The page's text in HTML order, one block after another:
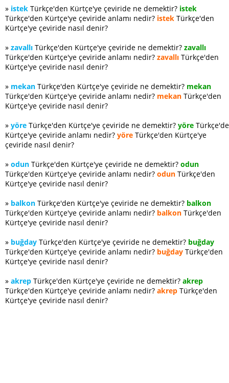
» istek Türkçe'den Kürtçe'ye çeviride ne demektir? istek
Türkçe'den Kürtçe'ye çeviride anlamı nedir? istek Türkçe'den
Kürtçe'ye çeviride nasıl denir?
» zavallı Türkçe'den Kürtçe'ye çeviride ne demektir? zavallı
Türkçe'den Kürtçe'ye çeviride anlamı nedir? zavallı Türkçe'den
Kürtçe'ye çeviride nasıl denir?
» mekan Türkçe'den Kürtçe'ye çeviride ne demektir? mekan
Türkçe'den Kürtçe'ye çeviride anlamı nedir? mekan Türkçe'den
Kürtçe'ye çeviride nasıl denir?
» yöre Türkçe'den Kürtçe'ye çeviride ne demektir? yöre
Kürtçe'ye çeviride anlamı nedir? yöre Türkçe'den Kürtçe'ye
çeviride nasıl denir?
» odun Türkçe'den Kürtçe'ye çeviride ne demektir? odun
Türkçe'den Kürtçe'ye çeviride anlamı nedir? odun Türkçe'den
Kürtçe'ye çeviride nasıl denir?
» balkon Türkçe'den Kürtçe'ye çeviride ne demektir? balkon
Türkçe'den Kürtçe'ye çeviride anlamı nedir? balkon Türkçe'den
Kürtçe'ye çeviride nasıl denir?
» buğday Türkçe'den Kürtçe'ye çeviride ne demektir? buğday
Türkçe'den Kürtçe'ye çeviride anlamı nedir? buğday Türkçe'den
Kürtçe'ye çeviride nasıl denir?
» akrep Türkçe'den Kürtçe'ye çeviride ne demektir? akrep
Türkçe'den Kürtçe'ye çeviride anlamı nedir? akrep Türkçe'den
Kürtçe'ye çeviride nasıl denir?